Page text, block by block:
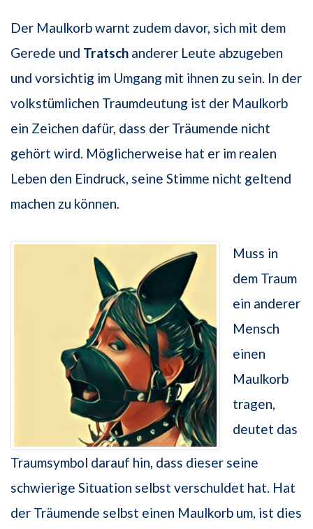
Der Maulkorb warnt zudem davor, sich mit dem
Gerede und Tratsch anderer Leute abzugeben
und vorsichtig im Umgang mit ihnen zu sein. In der
volkstümlichen Traumdeutung ist der Maulkorb
ein Zeichen dafür, dass der Träumende nicht
gehört wird. Möglicherweise hat er im realen
Leben den Eindruck, seine Stimme nicht geltend
machen zu können.
Muss in
dem Traum
ein anderer
Mensch
einen
Maulkorb
tragen,
deutet das
Traumsymbol darauf hin, dass dieser seine
schwierige Situation selbst verschuldet hat. Hat
der Träumende selbst einen Maulkorb um, ist dies